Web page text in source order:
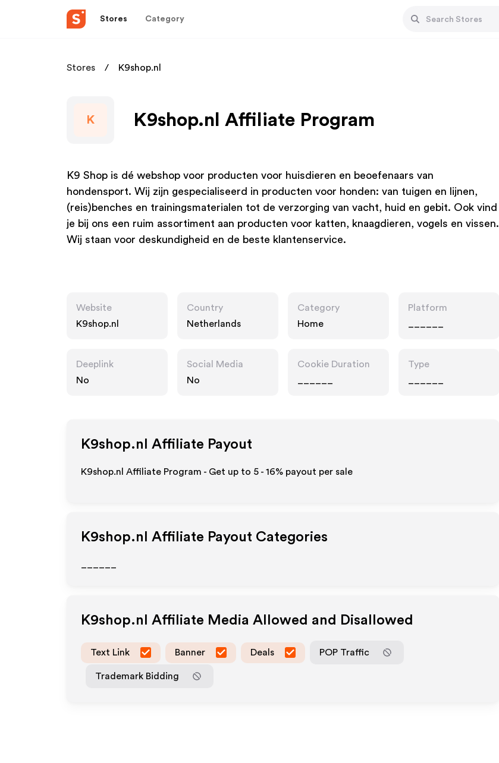
Stores Category
Stores K9shop.nl
K K9shop.nl Affiliate Program
K9 Shop is dé webshop voor producten voor huisdieren en beoefenaars van
hondensport. Wij zijn gespecialiseerd in producten voor honden: van tuigen en lijnen,
(reis)benches en trainingsmaterialen tot de verzorging van vacht, huid en gebit. Ook vind
je bij ons een ruim assortiment aan producten voor katten, knaagdieren, vogels en vissen.
Wij staan voor deskundigheid en de beste klantenservice.
Website
K9shop.nl
Country
Netherlands
Category
Home
Platform
Deeplink
No
Social Media
No
Cookie Duration
Type
K9shop.nl Affiliate Payout
K9shop.nl Affiliate Program - Get up to 5 - 16% payout per sale
K9shop.nl Affiliate Payout Categories
K9shop.nl Affiliate Media Allowed and Disallowed
Text Link Banner Deals POP Traffic
Trademark Bidding